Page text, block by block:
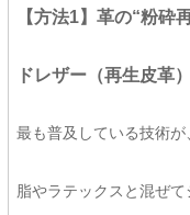
【方法1】革の“粉
ドレザー（再生皮革）
最も普及している技術
脂やラテックスと混ぜて